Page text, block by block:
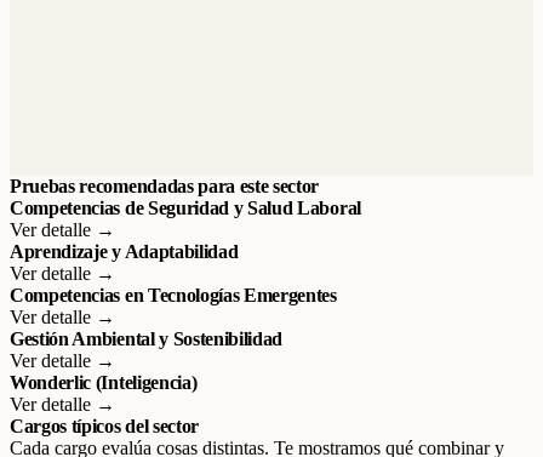
Pruebas recomendadas para este sector
Competencias de Seguridad y Salud Laboral
Ver detalle →
Aprendizaje y Adaptabilidad
Ver detalle →
Competencias en Tecnologías Emergentes
Ver detalle →
Gestión Ambiental y Sostenibilidad
Ver detalle →
Wonderlic (Inteligencia)
Ver detalle →
Cargos típicos del sector
Cada cargo evalúa cosas distintas. Te mostramos qué combinar y